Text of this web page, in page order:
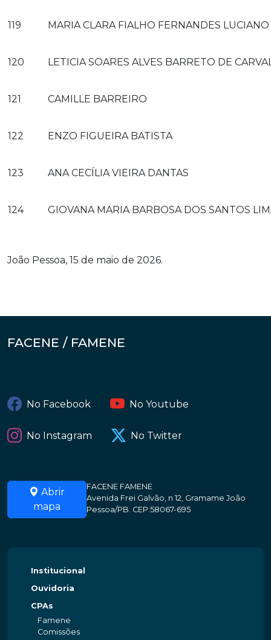
119 MARIA CLARA FIALHO FERNANDES LUCIANO
120 LETICIA SOARES ALVES BARRETO DE
121 CAMILLE BARREIRO
122 ENZO FIGUEIRA BATISTA
123 ANA CECÍLIA VIEIRA DANTAS
124 GIOVANA MARIA BARBOSA DOS SANTOS
João Pessoa, 15 de maio de 2026.
FACENE / FAMENE
No Facebook No Youtube
No Instagram No Twitter
Abrir
mapa
FACENE FAMENE
Avenida Frei Galvão, n 12, Gramame João
Pessoa/PB. CEP:58067-695
Institucional
Ouvidoria
CPAs
Famene
Comissões